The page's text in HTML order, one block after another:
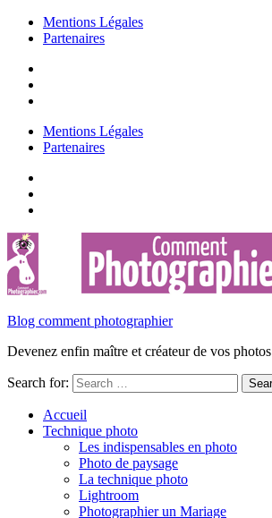
Mentions Légales
Partenaires
Mentions Légales
Partenaires
Blog comment photographier
Devenez enfin maître et créateur de vos photos
Search for:
Accueil
Technique photo
Les indispensables en photo
Photo de paysage
La technique photo
Lightroom
Photographier un Mariage